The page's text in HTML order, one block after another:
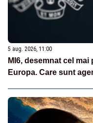
5 aug. 2026, 11:00
MI6, desemnat cel
Europa. Care sunt